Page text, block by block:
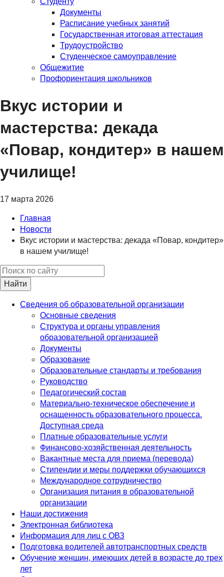
Документы
Расписание учебных занятий
Государственная итоговая аттестация
Трудоустройство
Студенческое самоуправление
Общежитие
Профориентация школьников
Вкус истории и
мастерства: декада
«Повар, кондитер» в нашем
училище!
17 марта 2026
Главная
Новости
Вкус истории и мастерства: декада «Повар, кондитер»
в нашем училище!
Найти
Сведения об образовательной организации
Основные сведения
Структура и органы управления
образовательной организацией
Документы
Образование
Образовательные стандарты и требования
Руководство
Педагогический состав
Материально-техническое обеспечение и
оснащенность образовательного процесса.
Доступная среда
Платные образовательные услуги
Финансово-хозяйственная деятельность
Вакантные места для приема (перевода)
Стипендии и меры поддержки обучающихся
Международное сотрудничество
Организация питания в образовательной
организации
Наши достижения
Электронная библиотека
Информация для лиц с ОВЗ
Подготовка водителей автотранспортных средств
Обучение женщин, имеющих детей в возрасте до трех
лет